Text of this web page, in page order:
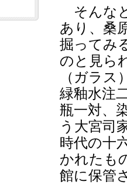
そんな
あり、桑
掘ってみ
のと見ら
（ガラ
緑釉水注
瓶一対、
う大宮司
時代の十
かれたも
館に保管